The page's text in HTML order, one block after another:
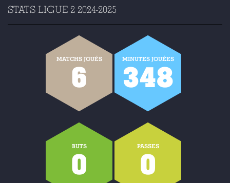
STATS LIGUE 2 2024-2025
MATCHS JOUÉS
6
MINUTES JOUÉES
348
BUTS
0
PASSES
0